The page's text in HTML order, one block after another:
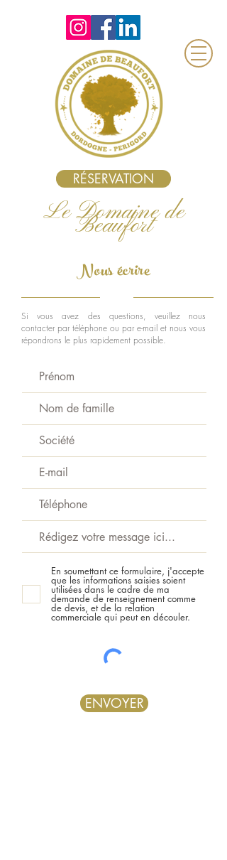
RÉSERVATION
Le Domaine de
Beaufort
Nous écrire
Si vous avez des questions, veuillez nous
contacter par téléphone ou par e-mail et nous vous
répondrons le plus rapidement possible.
En soumettant ce formulaire, j'accepte
que les informations saisies soient
utilisées dans le cadre de ma
demande de renseignement comme
de devis, et de la relation
commerciale qui peut en découler.
ENVOYER